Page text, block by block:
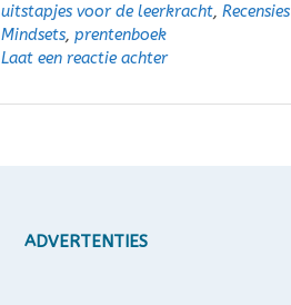
uitstapjes voor de leerkracht, Recensies
Mindsets, prentenboek
Laat een reactie achter
ADVERTENTIES